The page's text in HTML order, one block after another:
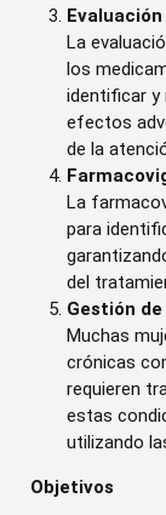
La
los
identificar y
efectos
de la
La
para
del
Gestión
Muchas
crónicas
requieren
estas
utilizando
Objetivos